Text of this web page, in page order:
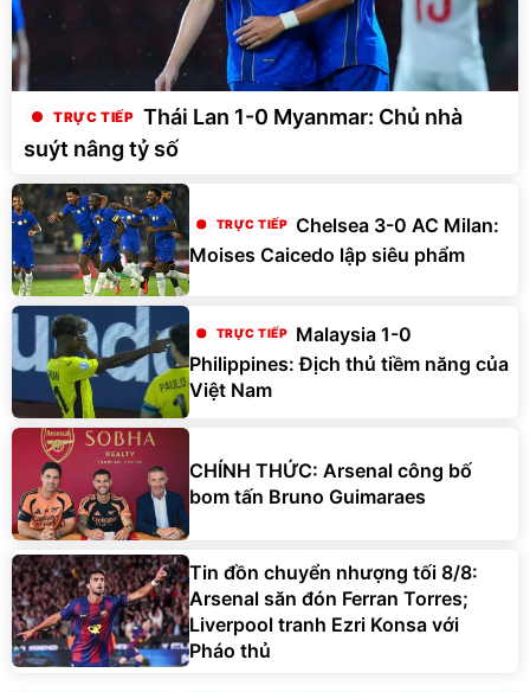
Thái Lan 1-0 Myanmar: Chủ nhà
suýt nâng tỷ số
Chelsea 3-0 AC Milan:
Moises Caicedo lập siêu phẩm
Malaysia 1-0
Philippines: Địch thủ tiềm năng của
Việt Nam
CHÍNH THỨC: Arsenal công bố
bom tấn Bruno Guimaraes
Tin đồn chuyển nhượng tối 8/8:
Arsenal săn đón Ferran Torres;
Liverpool tranh Ezri Konsa với
Pháo thủ